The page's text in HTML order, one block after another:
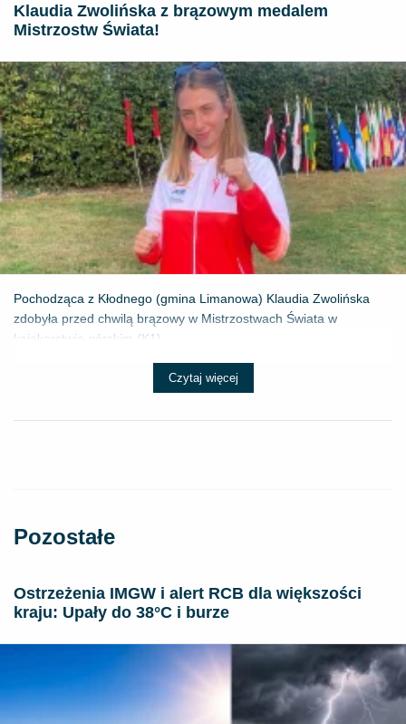
Klaudia Zwolińska z brązowym medalem
Mistrzostw Świata!
Pochodząca z Kłodnego (gmina Limanowa) Klaudia Zwolińska
zdobyła przed chwilą brązowy w Mistrzostwach Świata w
kajakarstwie górskim (K1) ...
Czytaj więcej
Pozostałe
Ostrzeżenia IMGW i alert RCB dla większości
kraju: Upały do 38°C i burze